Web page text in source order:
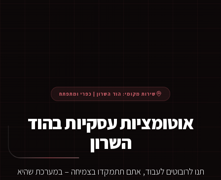
שירות מקומי: הוד השרון | כפרי ומתפתח
אוטומציות עסקיות בהוד
השרון
תנו לרובוטים לעבוד, אתם תתמקדו בצמיחה – במערכת שהיא